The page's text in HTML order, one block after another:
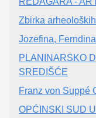
Zbirka
Jozefina,
PLANINARSKO
SREDIŠĆE
Franz von Suppé
OPĆINSKI SUD